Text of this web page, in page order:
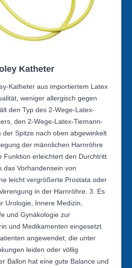
Katheter
Katheter aus importiertem Latex
weniger allergisch gegen
den Typ des 2-Wege-Latex-
den 2-Wege-Latex-Tiemann-
der Spitze nach oben abgewinkelt
der männlichen Harnröhre
Funktion erleichtert den Durchtritt
das Vorhandensein von
leicht vergrößerte Prostata oder
in der Harnröhre. 3. Es
Urologie, Innere Medizin,
und Gynäkologie zur
und Medikamenten eingesetzt.
angewendet, die unter
leiden oder völlig
Ballon hat eine gute Balance und